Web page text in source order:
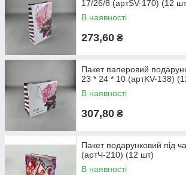
17/26/8 (артSV-170) (12
В наявності
273,60 ₴
Пакет паперовий
23 * 24 * 10 (артKV-138)
В наявності
307,80 ₴
Пакет подарунковий під
(артЧ-210) (12 шт)
В наявності